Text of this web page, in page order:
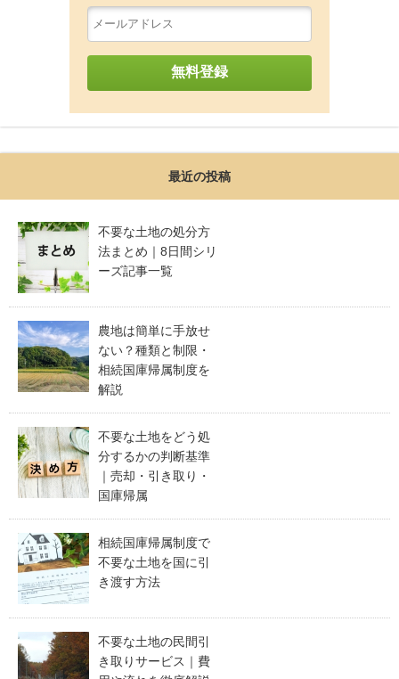
最近の投稿
不要な土地の処分方
法まとめ｜8日間シリ
ーズ記事一覧
農地は簡単に手放せ
ない？種類と制限・
相続国庫帰属制度を
解説
不要な土地をどう処
分するかの判断基準
｜売却・引き取り・
国庫帰属
相続国庫帰属制度で
不要な土地を国に引
き渡す方法
不要な土地の民間引
き取りサービス｜費